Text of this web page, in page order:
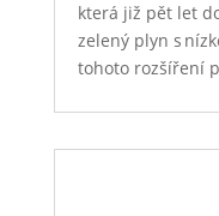
která již pět let
zelený plyn s
tohoto rozšíření